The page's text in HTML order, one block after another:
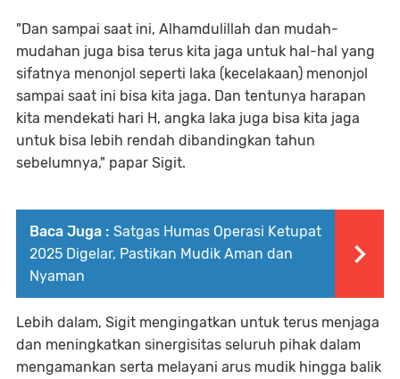
"Dan sampai saat ini, Alhamdulillah dan mudah-
mudahan juga bisa terus kita jaga untuk hal-hal yang
sifatnya menonjol seperti laka (kecelakaan) menonjol
sampai saat ini bisa kita jaga. Dan tentunya harapan
kita mendekati hari H, angka laka juga bisa kita jaga
untuk bisa lebih rendah dibandingkan tahun
sebelumnya," papar Sigit.
Baca Juga : Satgas Humas Operasi Ketupat
2025 Digelar, Pastikan Mudik Aman dan
Nyaman
Lebih dalam, Sigit mengingatkan untuk terus menjaga
dan meningkatkan sinergisitas seluruh pihak dalam
mengamankan serta melayani arus mudik hingga balik